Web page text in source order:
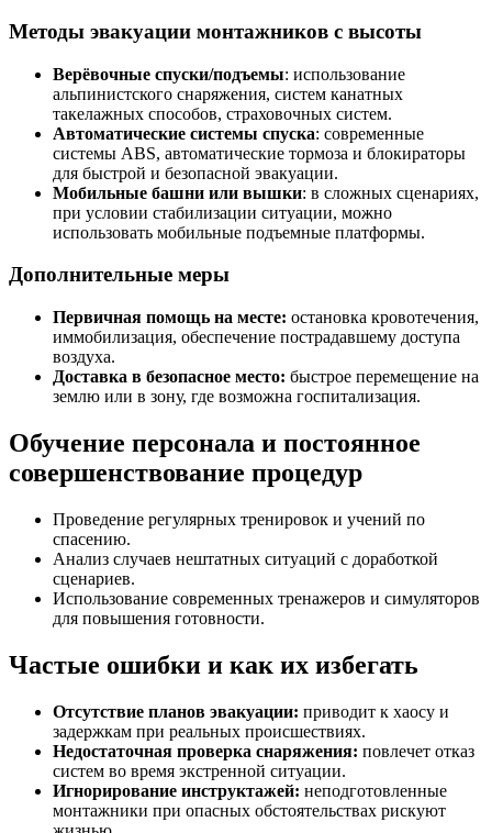
Методы эвакуации монтажников с высоты
Верёвочные спуски/подъемы: использование
альпинистского снаряжения, систем канатных
такелажных способов, страховочных систем.
Автоматические системы спуска: современные
системы ABS, автоматические тормоза и блокираторы
для быстрой и безопасной эвакуации.
Мобильные башни или вышки: в сложных сценариях,
при условии стабилизации ситуации, можно
использовать мобильные подъемные платформы.
Дополнительные меры
Первичная помощь на месте: остановка кровотечения,
иммобилизация, обеспечение пострадавшему доступа
воздуха.
Доставка в безопасное место: быстрое перемещение на
землю или в зону, где возможна госпитализация.
Обучение персонала и постоянное
совершенствование процедур
Проведение регулярных тренировок и учений по
спасению.
Анализ случаев нештатных ситуаций с доработкой
сценариев.
Использование современных тренажеров и симуляторов
для повышения готовности.
Частые ошибки и как их избегать
Отсутствие планов эвакуации: приводит к хаосу и
задержкам при реальных происшествиях.
Недостаточная проверка снаряжения: повлечет отказ
систем во время экстренной ситуации.
Игнорирование инструктажей: неподготовленные
монтажники при опасных обстоятельствах рискуют